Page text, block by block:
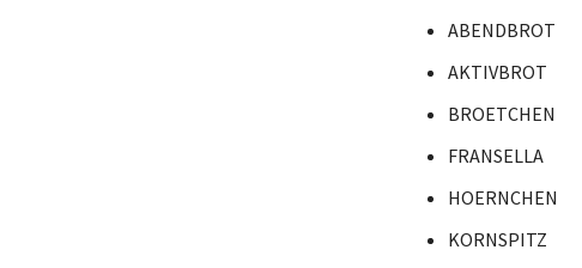
ABENDBROT
AKTIVBROT
BROETCHEN
FRANSELLA
HOERNCHEN
KORNSPITZ